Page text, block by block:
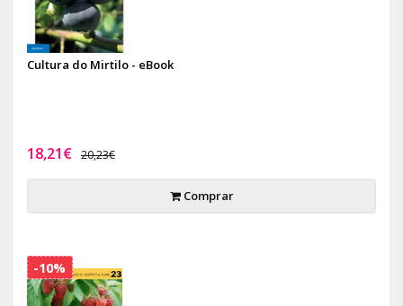
Cultura do Mirtilo - eBook
18,21€ 20,23€
Comprar
-10%